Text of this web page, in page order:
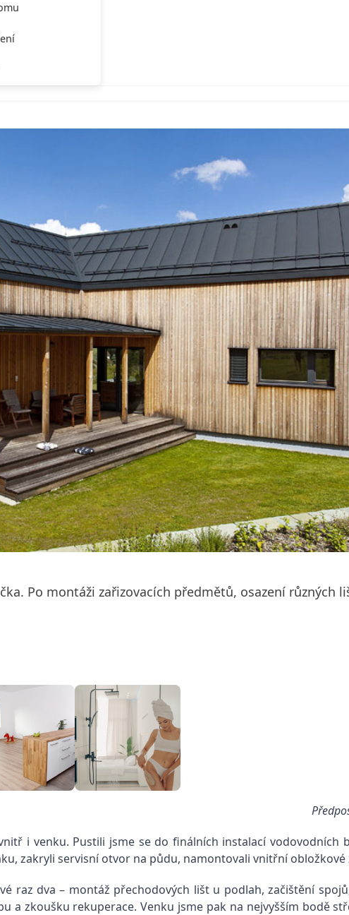
Po montáži zařizovacích předmětů, osazení různých
i venku. Pustili jsme se do finálních instalací vodovodních
zakryli servisní otvor na půdu, namontovali vnitřní obložkové
raz dva – montáž přechodových lišt u podlah, začištění
a zkoušku rekuperace. Venku jsme pak na nejvyšším bodě